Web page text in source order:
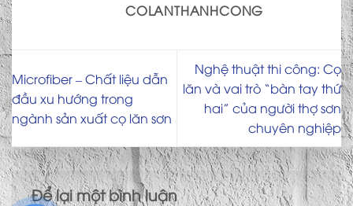
COLANTHANHCONG
Microfiber – Chất liệu dẫn
đầu xu hướng trong
ngành sản xuất cọ lăn sơn
Nghệ thuật thi công: Cọ
lăn và vai trò “bàn tay thứ
hai” của người thợ sơn
chuyên nghiệp
Để lại một bình luận